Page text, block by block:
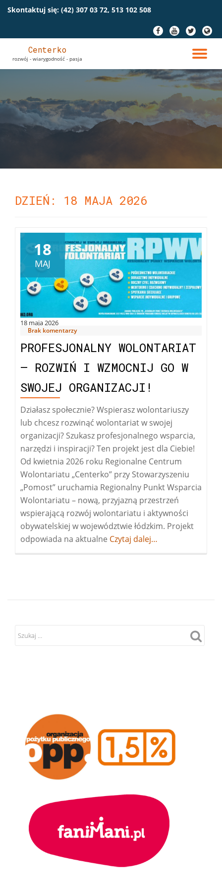
Skontaktuj się: (42) 307 03 72, 513 102 508
fa-
facebook
fa-
youtube
fa-
twitter
fa-
globe
Centerko
rozwój - wiarygodność - pasja
DZIEŃ: 18 MAJA 2026
18 maja 2026
18
MAJ
Brak komentarzy
PROFESJONALNY WOLONTARIAT
– ROZWIŃ I WZMOCNIJ GO W
SWOJEJ ORGANIZACJI!
Działasz społecznie? Wspierasz wolontariuszy
lub chcesz rozwinąć wolontariat w swojej
organizacji? Szukasz profesjonalnego wsparcia,
narzędzi i inspiracji? Ten projekt jest dla Ciebie!
Od kwietnia 2026 roku Regionalne Centrum
Wolontariatu „Centerko” przy Stowarzyszeniu
„Pomost” uruchamia Regionalny Punkt Wsparcia
Wolontariatu – nową, przyjazną przestrzeń
wspierającą rozwój wolontariatu i aktywności
obywatelskiej w województwie łódzkim. Projekt
odpowiada na aktualne Więcej
i
go
Czytaj dalej…